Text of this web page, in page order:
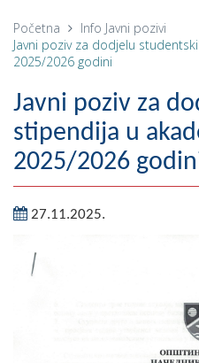
O
Istorija
Geografija
Naseljena mjesta
Zanimljivosti
Fotogalerija
Početna Info Javni pozivi
Javni poziv za dodjelu
2025/2026 godini
Javni poziv za
stipendija u
2025/2026
27.11.2025.